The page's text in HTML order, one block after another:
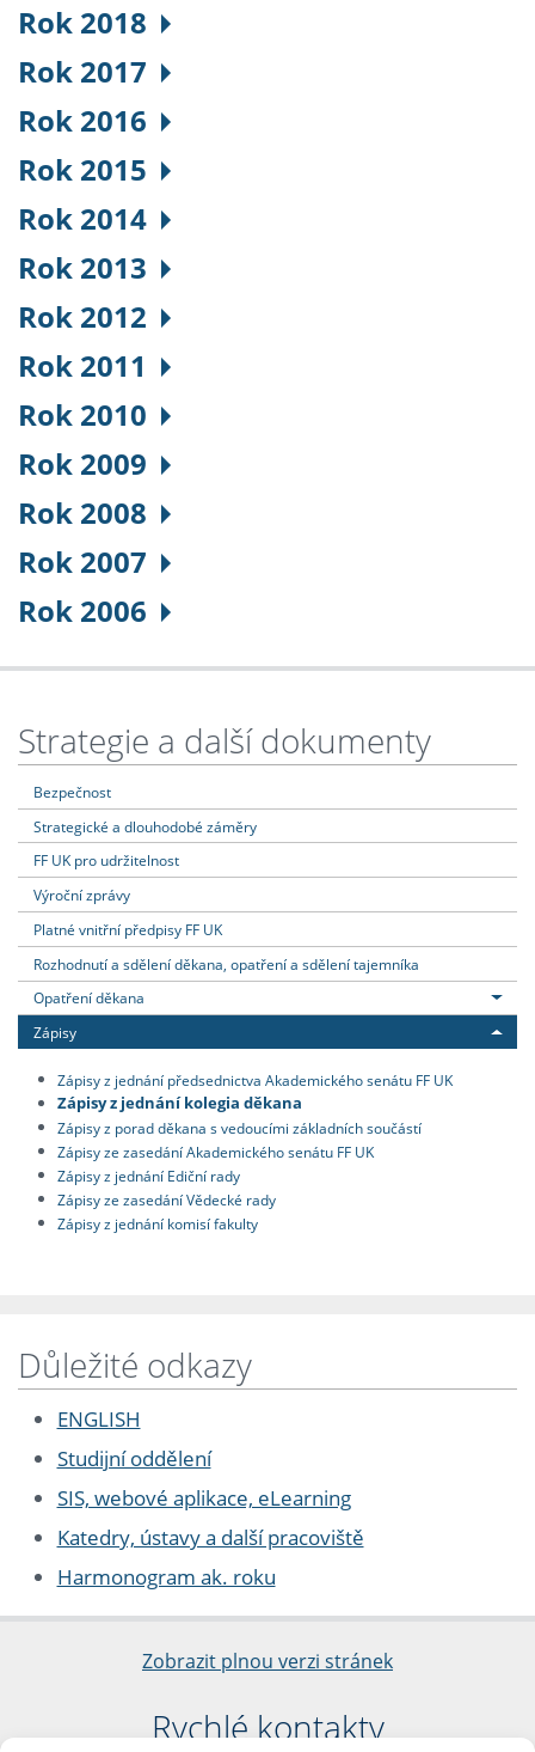
Rok 2018
Rok 2017
Rok 2016
Rok 2015
Rok 2014
Rok 2013
Rok 2012
Rok 2011
Rok 2010
Rok 2009
Rok 2008
Rok 2007
Rok 2006
Strategie a další dokumenty
Bezpečnost
Strategické a dlouhodobé záměry
FF UK pro udržitelnost
Výroční zprávy
Platné vnitřní předpisy FF UK
Rozhodnutí a sdělení děkana, opatření a sdělení tajemníka
Opatření děkana
Zápisy
Zápisy z jednání předsednictva Akademického senátu FF UK
Zápisy z jednání kolegia děkana
Zápisy z porad děkana s vedoucími základních součástí
Zápisy ze zasedání Akademického senátu FF UK
Zápisy z jednání Ediční rady
Zápisy ze zasedání Vědecké rady
Zápisy z jednání komisí fakulty
Důležité odkazy
ENGLISH
Studijní oddělení
SIS, webové aplikace, eLearning
Katedry, ústavy a další pracoviště
Harmonogram ak. roku
Zobrazit plnou verzi stránek
Rychlé kontakty